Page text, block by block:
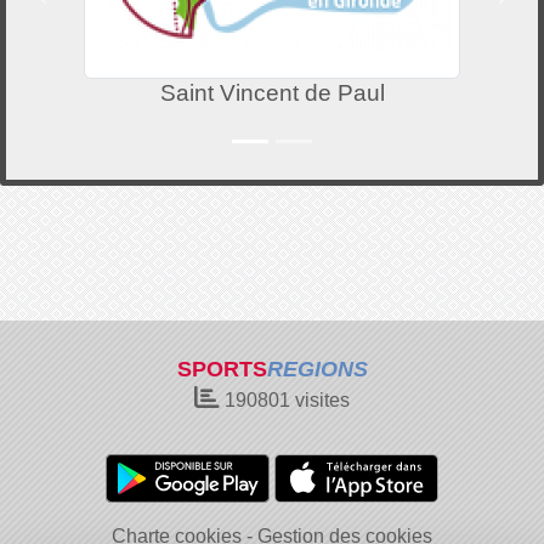
Saint Vincent de Paul
SPORTSREGIONS
190801 visites
Charte cookies Gestion des cookies